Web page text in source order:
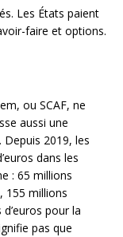
Les États paient
faire et options.
ou SCAF, ne
aussi une
2019, les
dans les
: 65 millions
155 millions
pour la
pas que